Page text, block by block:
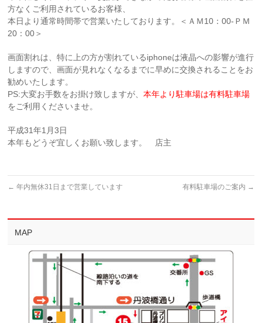
方なくご利用されているお客様、
本日より通常時間帯で営業いたしております。＜ＡＭ10：00-ＰＭ
20：00＞
画面割れは、特に上の方が割れているiphoneは液晶への影響が進行
しますので、画面が見れなくなるまでに早めに交換されることをお
勧めいたします。
PS:大変お手数をお掛け致しますが、本年より駐車場は有料駐車場
をご利用くださいませ。
平成31年1月3日
本年もどうぞ宜しくお願い致します。 店主
← 年内無休31日まで営業しています 有料駐車場のご案内 →
MAP